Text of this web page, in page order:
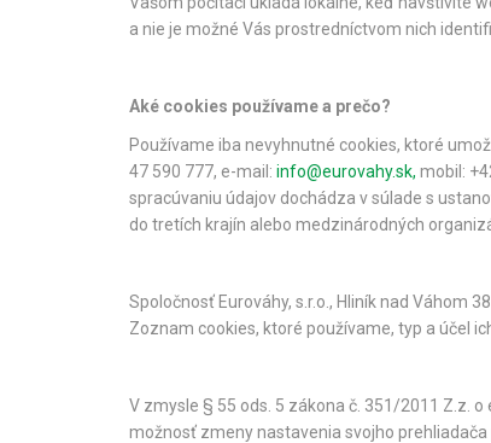
a nie je možné Vás prostredníctvom nich
Aké cookies používame a prečo?
Používame iba nevyhnutné cookies, ktoré
47 590 777, e-mail: info@eurovahy.sk, mobil:
spracúvaniu údajov dochádza v súlade s
do tretích krajín alebo medzinárodných
Spoločnosť Eurováhy, s.r.o., Hliník nad Váhom
Zoznam cookies, ktoré používame, typ a účel
V zmysle § 55 ods. 5 zákona č. 351/2011 Z.z.
možnosť zmeny nastavenia svojho